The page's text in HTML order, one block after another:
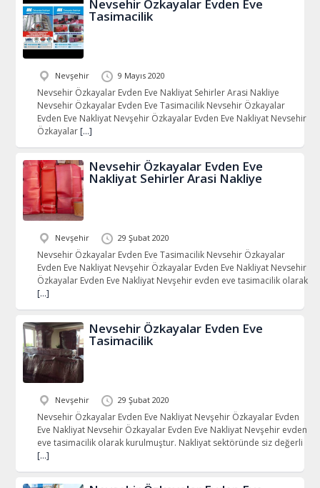
Nevsehir Özkayalar Evden Eve
Tasimacilik
Nevşehir 9 Mayıs 2020
Nevsehir Özkayalar Evden Eve Nakliyat Sehirler Arasi Nakliye
Nevsehir Özkayalar Evden Eve Tasimacilik Nevsehir Özkayalar
Evden Eve Nakliyat Nevşehir Özkayalar Evden Eve Nakliyat Nevsehir
Özkayalar […]
Nevsehir Özkayalar Evden Eve
Nakliyat Sehirler Arasi Nakliye
Nevşehir 29 Şubat 2020
Nevsehir Özkayalar Evden Eve Tasimacilik Nevsehir Özkayalar
Evden Eve Nakliyat Nevşehir Özkayalar Evden Eve Nakliyat Nevsehir
Özkayalar Evden Eve Nakliyat Nevşehir evden eve tasimacilik olarak
[…]
Nevsehir Özkayalar Evden Eve
Tasimacilik
Nevşehir 29 Şubat 2020
Nevsehir Özkayalar Evden Eve Nakliyat Nevşehir Özkayalar Evden
Eve Nakliyat Nevsehir Özkayalar Evden Eve Nakliyat Nevşehir evden
eve tasimacilik olarak kurulmuştur. Nakliyat sektöründe siz değerli
[…]